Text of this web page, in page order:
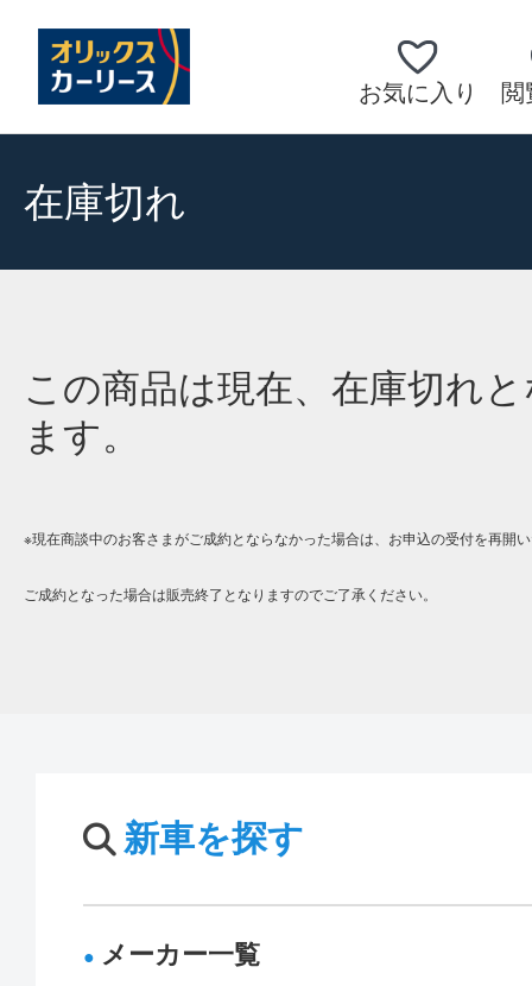
お気に入り 閲
在庫切れ
この商品は現在、在庫切れ
ます。
※現在商談中のお客さまがご成約とならなかった場合は、お申込の受付を再開
ご成約となった場合は販売終了となりますのでご了承ください。
新車を探す
メーカー一覧